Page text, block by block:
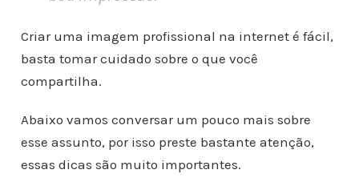
Criar uma imagem profissional na internet é fácil,
basta tomar cuidado sobre o que você
compartilha.
Abaixo vamos conversar um pouco mais sobre
esse assunto, por isso preste bastante atenção,
essas dicas são muito importantes.